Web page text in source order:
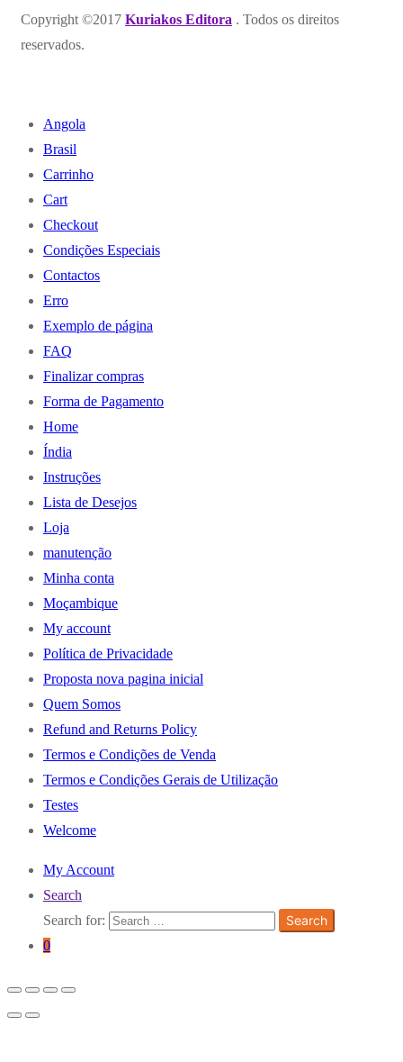
Copyright ©2017 Kuriakos Editora . Todos os direitos
reservados.
Angola
Brasil
Carrinho
Cart
Checkout
Condições Especiais
Contactos
Erro
Exemplo de página
FAQ
Finalizar compras
Forma de Pagamento
Home
Índia
Instruções
Lista de Desejos
Loja
manutenção
Minha conta
Moçambique
My account
Política de Privacidade
Proposta nova pagina inicial
Quem Somos
Refund and Returns Policy
Termos e Condições de Venda
Termos e Condições Gerais de Utilização
Testes
Welcome
My Account
Search
Search for:
Search
0